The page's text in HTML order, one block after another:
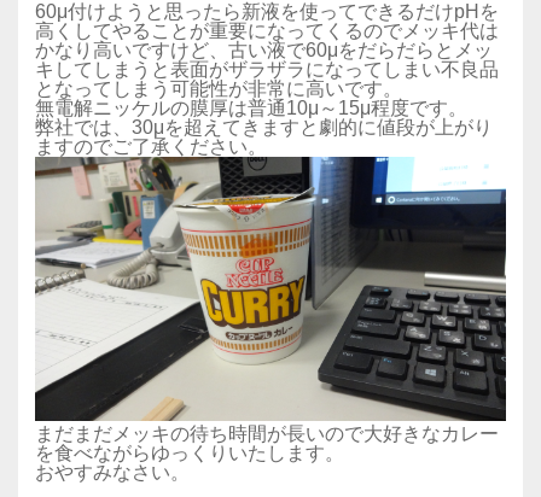
​60μ付けようと思ったら新液を使ってできるだけpHを
高くしてやることが重要になってくるのでメッキ代は
かなり高いですけど、古い液で60μをだらだらとメッ
キしてしまうと表面がザラザラになってしまい不良品
となってしまう可能性が非常に高いです。
無電解ニッケルの膜厚は普通10μ～15μ程度です。
弊社では、30μを超えてきますと劇的に値段が上がり
ますのでご了承ください。
まだまだメッキの待ち時間が長いので大好きなカレー
を食べながらゆっくりいたします。
おやすみなさい。